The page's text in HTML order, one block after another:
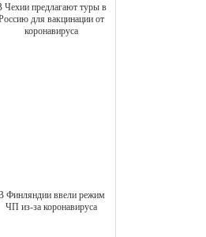
Чехии предлагают туры в
для вакцинации от
коронавируса
Финляндии ввели режим
ЧП из-за коронавируса